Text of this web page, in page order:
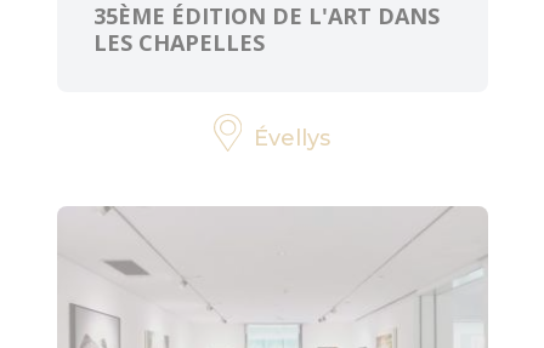
35ÈME ÉDITION DE L'ART DANS
LES CHAPELLES
Évellys